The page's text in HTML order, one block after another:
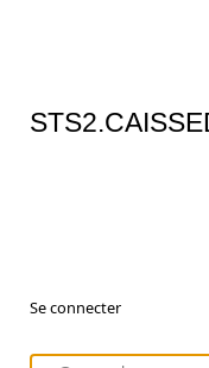
Se connecter